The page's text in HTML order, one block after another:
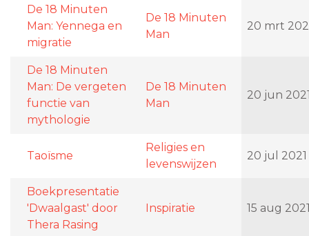
De 18 Minuten
Man: Yennega en
migratie
De 18 Minuten
Man
20 mrt
De 18 Minuten
Man: De vergeten
functie van
mythologie
De 18 Minuten
Man
20 jun
Taoïsme
Religies en
levenswijzen
20 jul 2021
Boekpresentatie
'Dwaalgast' door
Thera Rasing
Inspiratie 15 aug